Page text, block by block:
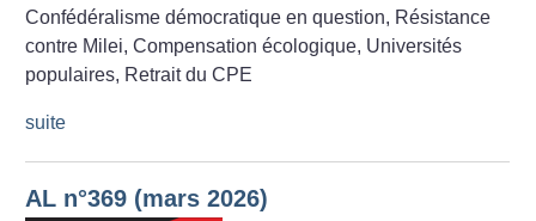
Confédéralisme démocratique en question, Résistance
contre Milei, Compensation écologique, Universités
populaires, Retrait du CPE
suite
AL n°369 (mars 2026)